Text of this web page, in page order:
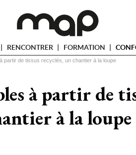
RENCONTRER FORMATION
partir de tissus recyclés, un chantier à la loupe
à partir de
à la loupe